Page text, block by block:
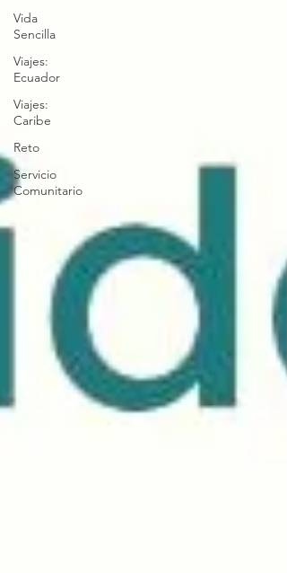
Vida
Sencilla
Viajes:
Ecuador
Viajes:
Caribe
Reto
Servicio
Comunitario